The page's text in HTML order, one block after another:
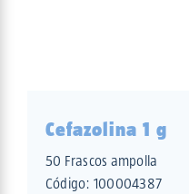
Cefazolina 1 g
50 Frascos ampolla
Código: 100004387